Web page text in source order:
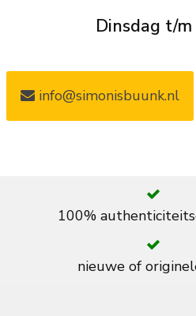
Dinsdag t/
info@simonisbuunk.nl
100%
nieuwe of